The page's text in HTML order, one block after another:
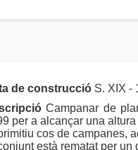
de construcció S. XIX -
Campanar de
per a alcançar una
cos de campanes,
està rematat per